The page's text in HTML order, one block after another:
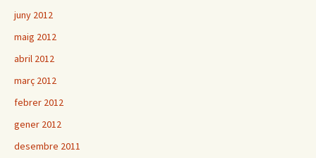
juny 2012
maig 2012
abril 2012
març 2012
febrer 2012
gener 2012
desembre 2011